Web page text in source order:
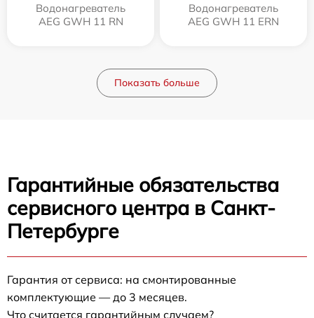
Водонагреватель
AEG GWH 11 RN
Водонагреватель
AEG GWH 11 ERN
Показать больше
Гарантийные обязательства
сервисного центра в Санкт-
Петербурге
Гарантия от сервиса: на смонтированные
комплектующие — до 3 месяцев.
Что считается гарантийным случаем?